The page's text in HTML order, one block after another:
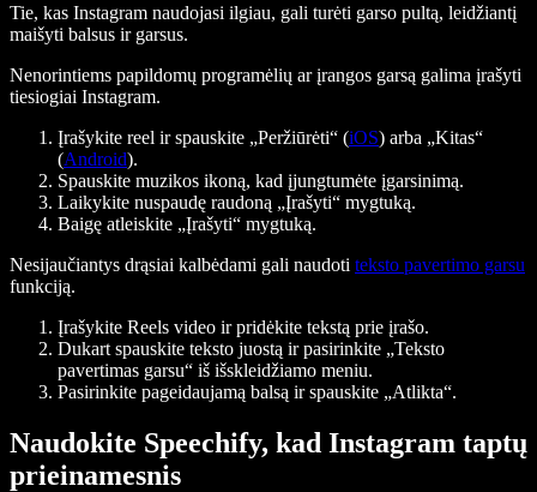
Tie, kas Instagram naudojasi ilgiau, gali turėti garso pultą, leidžiantį
maišyti balsus ir garsus.
Nenorintiems papildomų programėlių ar įrangos garsą galima įrašyti
tiesiogiai Instagram.
Įrašykite reel ir spauskite „Peržiūrėti“ (iOS) arba „Kitas“
(Android).
Spauskite muzikos ikoną, kad įjungtumėte įgarsinimą.
Laikykite nuspaudę raudoną „Įrašyti“ mygtuką.
Baigę atleiskite „Įrašyti“ mygtuką.
Nesijaučiantys drąsiai kalbėdami gali naudoti teksto pavertimo garsu
funkciją.
Įrašykite Reels video ir pridėkite tekstą prie įrašo.
Dukart spauskite teksto juostą ir pasirinkite „Teksto
pavertimas garsu“ iš išskleidžiamo meniu.
Pasirinkite pageidaujamą balsą ir spauskite „Atlikta“.
Naudokite Speechify, kad Instagram taptų
prieinamesnis